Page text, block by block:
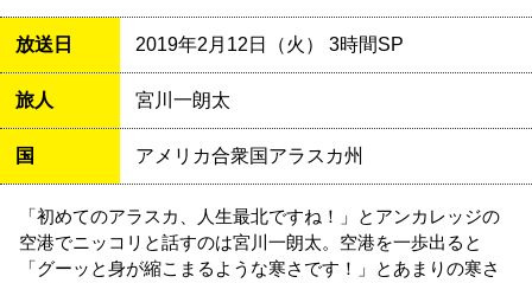
放送日 2019年2月12日（火） 3時間SP
旅人 宮川一朗太
国 アメリカ合衆国アラスカ州
「初めてのアラスカ、人生最北ですね！」とアンカレッジの
空港でニッコリと話すのは宮川一朗太。空港を一歩出ると
「グーッと身が縮こまるような寒さです！」とあまりの寒さ